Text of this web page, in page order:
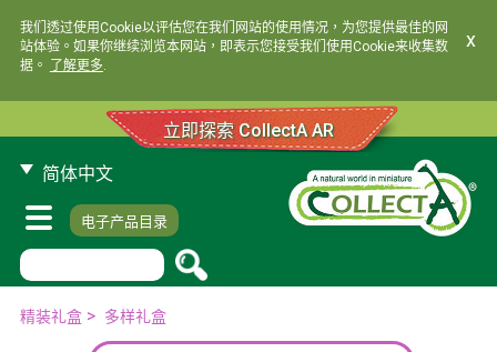
我们透过使用Cookie以评估您在我们网站的使用情况，为您提供最佳的网
站体验。如果你继续浏览本网站，即表示您接受我们使用Cookie来收集数
据。
了解更多.
x
立即探索 CollectA AR
简体中文
电子产品目录
精装礼盒> 多样礼盒